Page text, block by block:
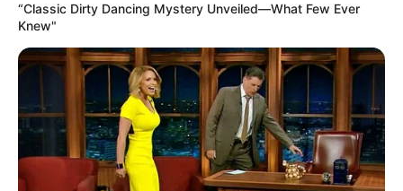
A nyugati világban közismert, hogy az
“Classic Dirty Dancing Mystery Unveiled—What Few Ever
Knew"